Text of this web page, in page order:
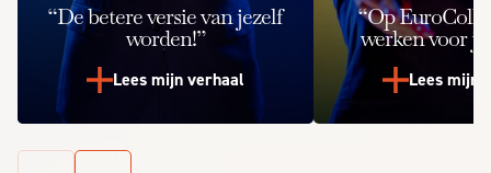
“De betere versie van jezelf
worden!”
Lees mijn verhaal
“Op
werken voor je
Lees mijn